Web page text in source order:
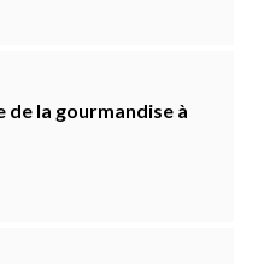
de la gourmandise à